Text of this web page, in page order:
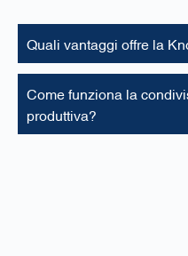
Quali vantaggi offre la
Come funziona la
produttiva?